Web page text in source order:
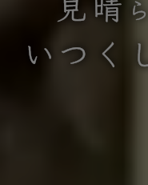
いつく